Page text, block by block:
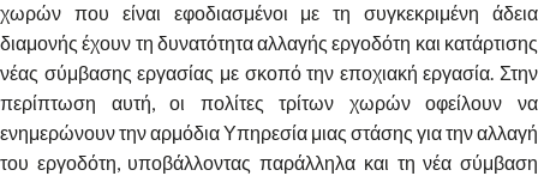
χωρών που είναι εφοδιασμένοι με τη συγκεκριμένη άδεια
διαμονής έχουν τη δυνατότητα αλλαγής εργοδότη και κατάρτισης
νέας σύμβασης εργασίας με σκοπό την εποχιακή εργασία. Στην
περίπτωση αυτή, οι πολίτες τρίτων χωρών οφείλουν να
ενημερώνουν την αρμόδια Υπηρεσία μιας στάσης για την αλλαγή
του εργοδότη, υποβάλλοντας παράλληλα και τη νέα σύμβαση